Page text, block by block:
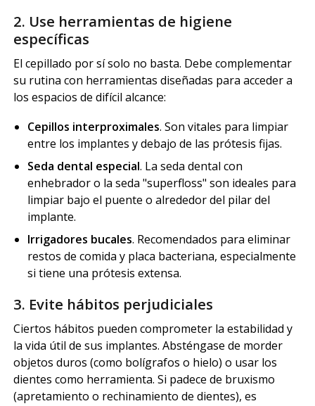
2. Use herramientas de higiene
específicas
El cepillado por sí solo no basta. Debe complementar
su rutina con herramientas diseñadas para acceder a
los espacios de difícil alcance:
Cepillos interproximales. Son vitales para limpiar
entre los implantes y debajo de las prótesis fijas.
Seda dental especial. La seda dental con
enhebrador o la seda "superfloss" son ideales para
limpiar bajo el puente o alrededor del pilar del
implante.
Irrigadores bucales. Recomendados para eliminar
restos de comida y placa bacteriana, especialmente
si tiene una prótesis extensa.
3. Evite hábitos perjudiciales
Ciertos hábitos pueden comprometer la estabilidad y
la vida útil de sus implantes. Absténgase de morder
objetos duros (como bolígrafos o hielo) o usar los
dientes como herramienta. Si padece de bruxismo
(apretamiento o rechinamiento de dientes), es